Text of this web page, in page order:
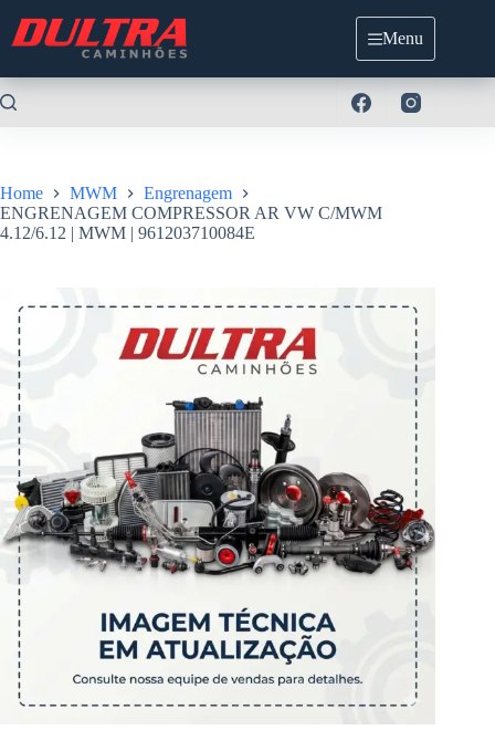
para
Menu
Home MWM
Engrenagem
ENGRENAGEM COMPRESSOR AR VW C/MWM
4.12/6.12 | MWM | 961203710084E